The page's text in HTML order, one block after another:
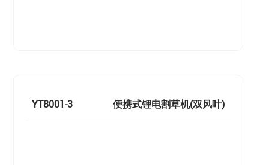
YT8001-3 便携式锂电割草机(双风叶)